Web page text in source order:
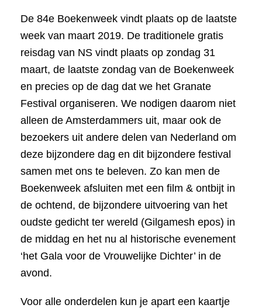
De 84e Boekenweek vindt plaats op de laatste
week van maart 2019. De traditionele gratis
reisdag van NS vindt plaats op zondag 31
maart, de laatste zondag van de Boekenweek
en precies op de dag dat we het Granate
Festival organiseren. We nodigen daarom niet
alleen de Amsterdammers uit, maar ook de
bezoekers uit andere delen van Nederland om
deze bijzondere dag en dit bijzondere festival
samen met ons te beleven. Zo kan men de
Boekenweek afsluiten met een film & ontbijt in
de ochtend, de bijzondere uitvoering van het
oudste gedicht ter wereld (Gilgamesh epos) in
de middag en het nu al historische evenement
‘het Gala voor de Vrouwelijke Dichter’ in de
avond.
Voor alle onderdelen kun je apart een kaartje